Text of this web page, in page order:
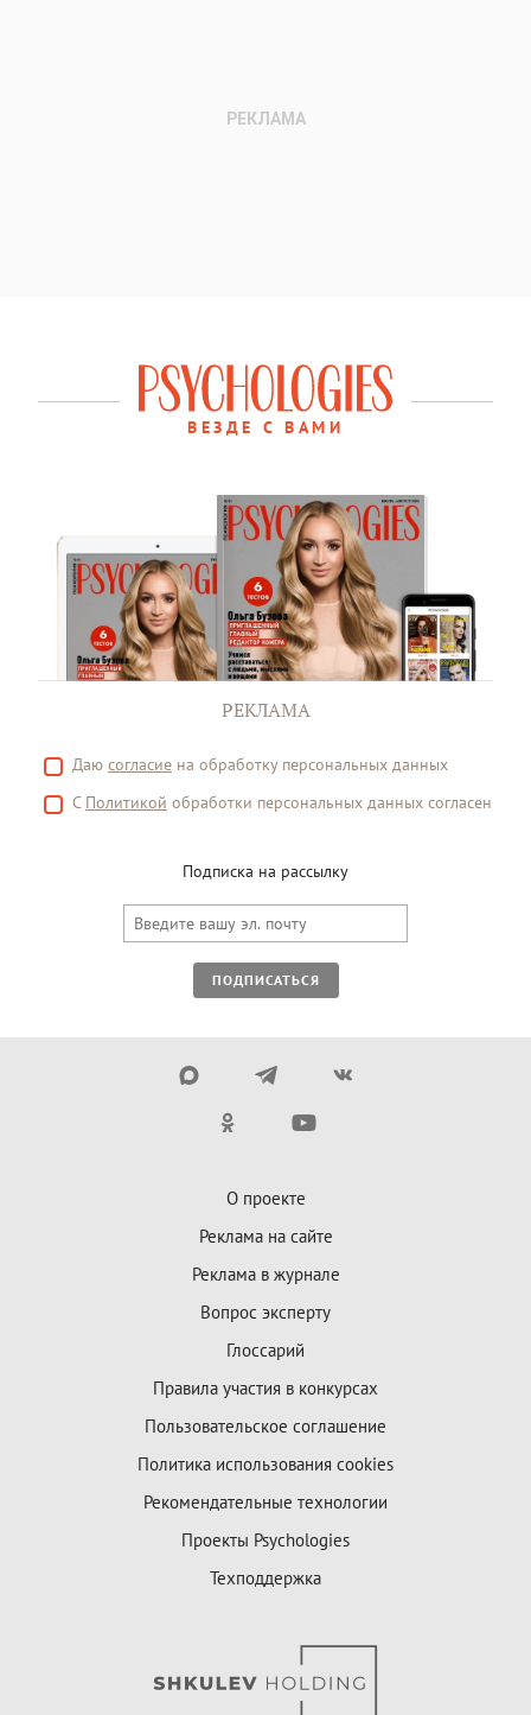
ВЕЗДЕ С ВАМИ
РЕКЛАМА
Даю согласие на обработку персональных данных
С Политикой обработки персональных данных согласен
Подписка на рассылку
ПОДПИСАТЬСЯ
О проекте
Реклама на сайте
Реклама в журнале
Вопрос эксперту
Глоссарий
Правила участия в конкурсах
Пользовательское соглашение
Политика использования cookies
Рекомендательные технологии
Проекты Psychologies
Техподдержка